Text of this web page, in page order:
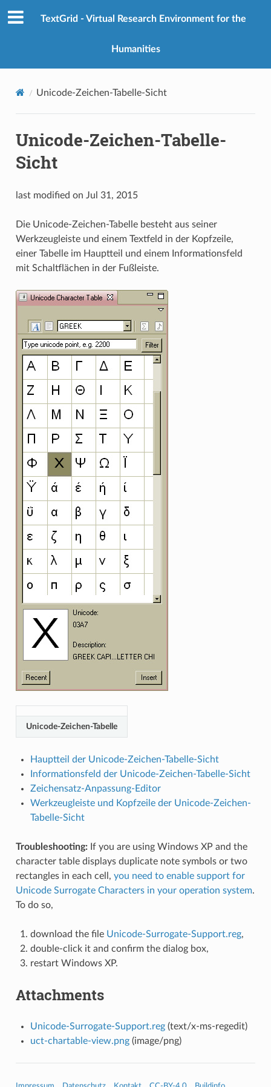
TextGrid - Virtual Research Environment for the
Humanities
Unicode-Zeichen-Tabelle-Sicht
Unicode-Zeichen-Tabelle-
Sicht
last modified on Jul 31, 2015
Die Unicode-Zeichen-Tabelle besteht aus seiner
Werkzeugleiste und einem Textfeld in der Kopfzeile,
einer Tabelle im Hauptteil und einem Informationsfeld
mit Schaltflächen in der Fußleiste.
Unicode-Zeichen-Tabelle
Hauptteil der Unicode-Zeichen-Tabelle-Sicht
Informationsfeld der Unicode-Zeichen-Tabelle-Sicht
Zeichensatz-Anpassung-Editor
Werkzeugleiste und Kopfzeile der Unicode-Zeichen-
Tabelle-Sicht
Troubleshooting:If you are using Windows XP and the
character table displays duplicate note symbols or two
rectangles in each cell, you need to enable support for
Unicode Surrogate Characters in your operation system.
To do so,
download the file Unicode-Surrogate-Support.reg,
double-click it and confirm the dialog box,
restart Windows XP.
Attachments
Unicode-Surrogate-Support.reg(text/x-ms-regedit)
uct-chartable-view.png(image/png)